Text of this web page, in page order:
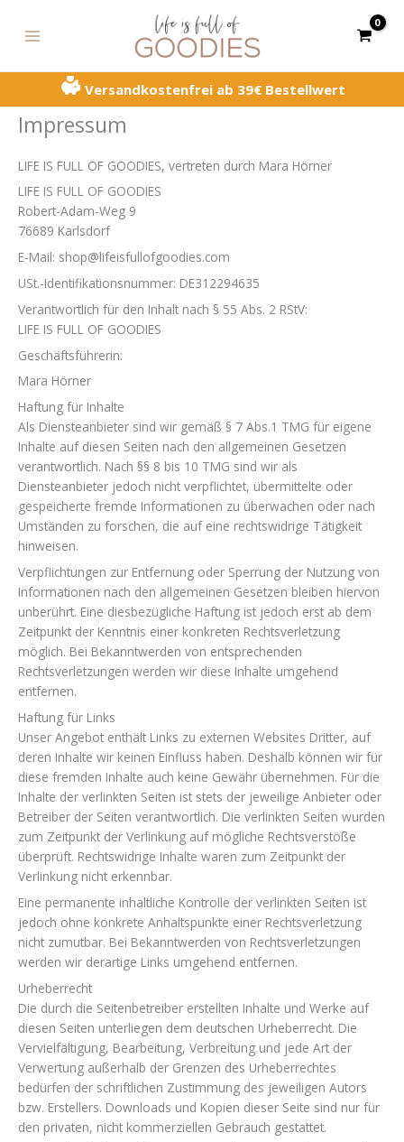
Inhalt
MENU
Versandkostenfrei ab 39€ Bestellwert
Impressum
LIFE IS FULL OF GOODIES, vertreten durch Mara Hörner
LIFE IS FULL OF GOODIES
Robert-Adam-Weg 9
76689 Karlsdorf
E-Mail: shop@lifeisfullofgoodies.com
USt.-Identifikationsnummer: DE312294635
Verantwortlich für den Inhalt nach § 55 Abs. 2 RStV:
LIFE IS FULL OF GOODIES
Geschäftsführerin:
Mara Hörner
Haftung für Inhalte
Als Diensteanbieter sind wir gemäß § 7 Abs.1 TMG für eigene
Inhalte auf diesen Seiten nach den allgemeinen Gesetzen
verantwortlich. Nach §§ 8 bis 10 TMG sind wir als
Diensteanbieter jedoch nicht verpflichtet, übermittelte oder
gespeicherte fremde Informationen zu überwachen oder nach
Umständen zu forschen, die auf eine rechtswidrige Tätigkeit
hinweisen.
Verpflichtungen zur Entfernung oder Sperrung der Nutzung von
Informationen nach den allgemeinen Gesetzen bleiben hiervon
unberührt. Eine diesbezügliche Haftung ist jedoch erst ab dem
Zeitpunkt der Kenntnis einer konkreten Rechtsverletzung
möglich. Bei Bekanntwerden von entsprechenden
Rechtsverletzungen werden wir diese Inhalte umgehend
entfernen.
Haftung für Links
Unser Angebot enthält Links zu externen Websites Dritter, auf
deren Inhalte wir keinen Einfluss haben. Deshalb können wir für
diese fremden Inhalte auch keine Gewähr übernehmen. Für die
Inhalte der verlinkten Seiten ist stets der jeweilige Anbieter oder
Betreiber der Seiten verantwortlich. Die verlinkten Seiten wurden
zum Zeitpunkt der Verlinkung auf mögliche Rechtsverstöße
überprüft. Rechtswidrige Inhalte waren zum Zeitpunkt der
Verlinkung nicht erkennbar.
Eine permanente inhaltliche Kontrolle der verlinkten Seiten ist
jedoch ohne konkrete Anhaltspunkte einer Rechtsverletzung
nicht zumutbar. Bei Bekanntwerden von Rechtsverletzungen
werden wir derartige Links umgehend entfernen.
Urheberrecht
Die durch die Seitenbetreiber erstellten Inhalte und Werke auf
diesen Seiten unterliegen dem deutschen Urheberrecht. Die
Vervielfältigung, Bearbeitung, Verbreitung und jede Art der
Verwertung außerhalb der Grenzen des Urheberrechtes
bedürfen der schriftlichen Zustimmung des jeweiligen Autors
bzw. Erstellers. Downloads und Kopien dieser Seite sind nur für
den privaten, nicht kommerziellen Gebrauch gestattet.